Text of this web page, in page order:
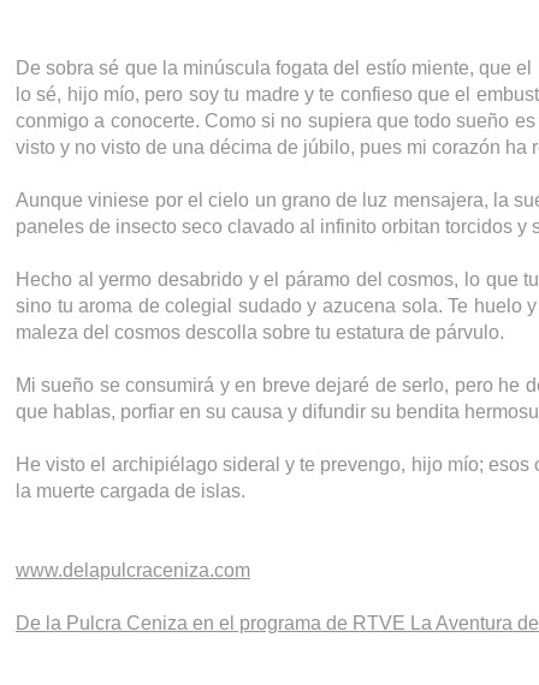
De sobra sé que la minúscula fogata del estío miente, que
lo sé, hijo mío, pero soy tu madre y te confieso que el
conmigo a conocerte. Como si no supiera que todo sueño
visto y no visto de una décima de júbilo, pues mi corazón
Aunque viniese por el cielo un grano de luz mensajera, la
paneles de insecto seco clavado al infinito orbitan torcidos
Hecho al yermo desabrido y el páramo del cosmos, lo que
sino tu aroma de colegial sudado y azucena sola. Te huelo
maleza del cosmos descolla sobre tu estatura de párvulo.
Mi sueño se consumirá y en breve dejaré de serlo, pero he
que hablas, porfiar en su causa y difundir su bendita
He visto el archipiélago sideral y te prevengo, hijo mío;
la muerte cargada de islas.
www.delapulcraceniza.com
De la Pulcra Ceniza en el programa de RTVE La Aventura